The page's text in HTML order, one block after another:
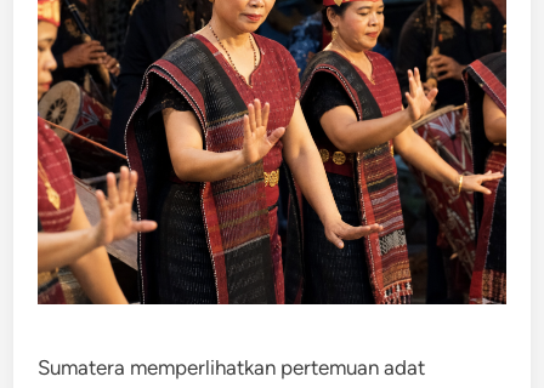
Sumatera memperlihatkan pertemuan adat